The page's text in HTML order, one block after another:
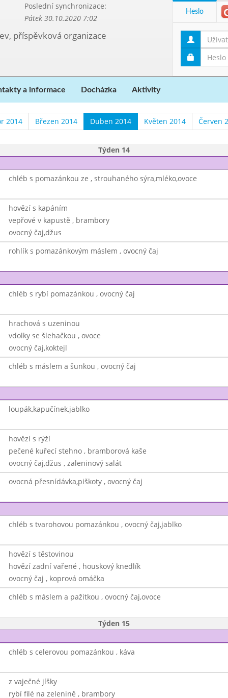
Poslední synchronizace:
Pátek 30.10.2020 7:02
příspěvková organizace
Heslo
a informace Docházka Aktivity
2014 Březen 2014 Duben 2014 Květen 2014 Červen
Týden 14
chléb s pomazánkou ze , strouhaného sýra,mléko,ovoce
hovězí s kapáním
vepřové v kapustě , brambory
ovocný čaj,džus
rohlík s pomazánkovým máslem , ovocný čaj
chléb s rybí pomazánkou , ovocný čaj
hrachová s uzeninou
vdolky se šlehačkou , ovoce
ovocný čaj,koktejl
chléb s máslem a šunkou , ovocný čaj
loupák,kapučínek,jablko
hovězí s rýží
pečené kuřecí stehno , bramborová kaše
ovocný čaj,džus , zaleninový salát
ovocná přesnídávka,piškoty , ovocný čaj
chléb s tvarohovou pomazánkou , ovocný čaj,jablko
hovězí s těstovinou
hovězí zadní vařené , houskový knedlík
ovocný čaj , koprová omáčka
chléb s máslem a pažitkou , ovocný čaj,ovoce
Týden 15
chléb s celerovou pomazánkou , káva
z vaječné jíšky
rybí filé na zelenině , brambory